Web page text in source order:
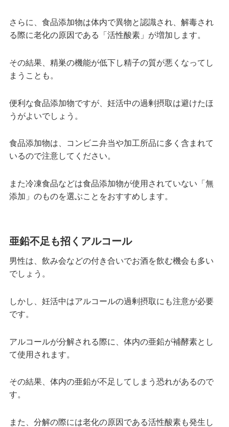
さらに、食品添加物は体内で異物と認識され、解毒され
る際に老化の原因である「活性酸素」が増加します。
その結果、精巣の機能が低下し精子の質が悪くなってし
まうことも。
便利な食品添加物ですが、妊活中の過剰摂取は避けたほ
うがよいでしょう。
食品添加物は、コンビニ弁当や加工所品に多く含まれて
いるので注意してください。
また冷凍食品などは食品添加物が使用されていない「無
添加」のものを選ぶことをおすすめします。
亜鉛不足も招くアルコール
男性は、飲み会などの付き合いでお酒を飲む機会も多い
でしょう。
しかし、妊活中はアルコールの過剰摂取にも注意が必要
です。
アルコールが分解される際に、体内の亜鉛が補酵素とし
て使用されます。
その結果、体内の亜鉛が不足してしまう恐れがあるので
す。
また、分解の際には老化の原因である活性酸素も発生し